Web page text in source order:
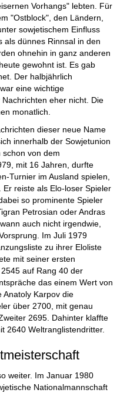
Vorhangs" lebten. Für
"Ostblock", den Ländern,
sowjetischem Einfluss
als dünnes Rinnsal in den
ohnehin in ganz anderen
gewohnt ist. Es gab
Der halbjährlich
eine wichtige
eher nicht. Die
monatlich.
dieser neue Name
innerhalb der Sowjetunion
von dem
mit 16 Jahren, durfte
Turnier im Ausland spielen,
reiste als Elo-loser Spieler
so prominente Spieler
Petrosian oder Andras
auch nicht irgendwie,
Im Juli 1979
zu ihrer Eloliste
mit seiner ersten
auf Rang 40 der
das einem Wert von
Anatoly Karpov die
über 2700, mit genau
2695. Dahinter klaffte
2640 Weltranglistendritter.
weiter. Im Januar 1980
Nationalmannschaft